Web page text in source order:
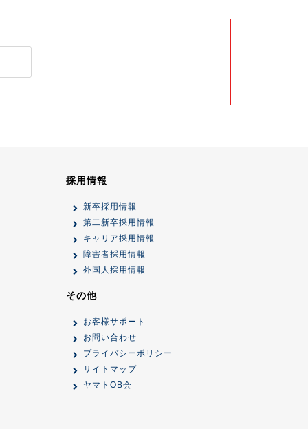
採用情報
新卒採用情報
第二新卒採用情報
キャリア採用情報
障害者採用情報
外国人採用情報
その他
お客様サポート
お問い合わせ
プライバシーポリシー
サイトマップ
ヤマトOB会